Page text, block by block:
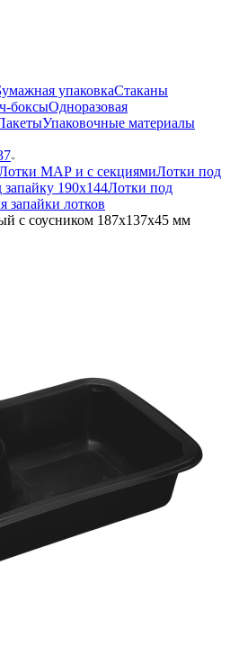
упаковкаСтаканы
боксыОдноразовая
Упаковочные материалы
МАР и с секциямиЛотки под
190х144Лотки под
запайки лотков
с соусником 187х137х45 мм